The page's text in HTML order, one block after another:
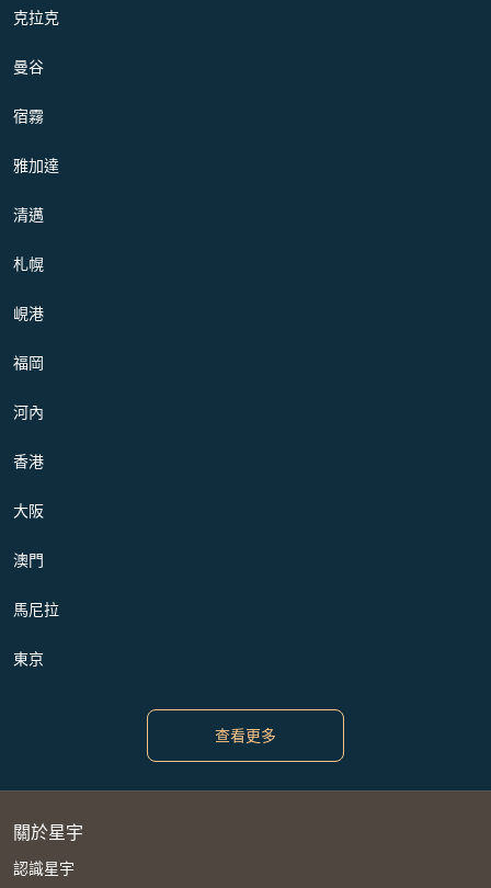
克拉克
曼谷
宿霧
雅加達
清邁
札幌
峴港
福岡
河內
香港
大阪
澳門
馬尼拉
東京
查看更多
關於星宇
認識星宇